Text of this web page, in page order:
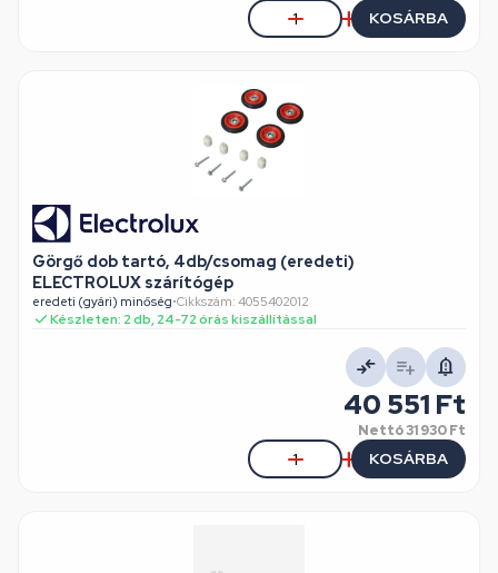
KOSÁRBA
Görgő dob tartó, 4db/csomag (eredeti)
ELECTROLUX szárítógép
eredeti (gyári) minőség•Cikkszám: 4055402012
Készleten: 2 db, 24-72 órás kiszállítással
40 551 Ft
Nettó31 930 Ft
KOSÁRBA